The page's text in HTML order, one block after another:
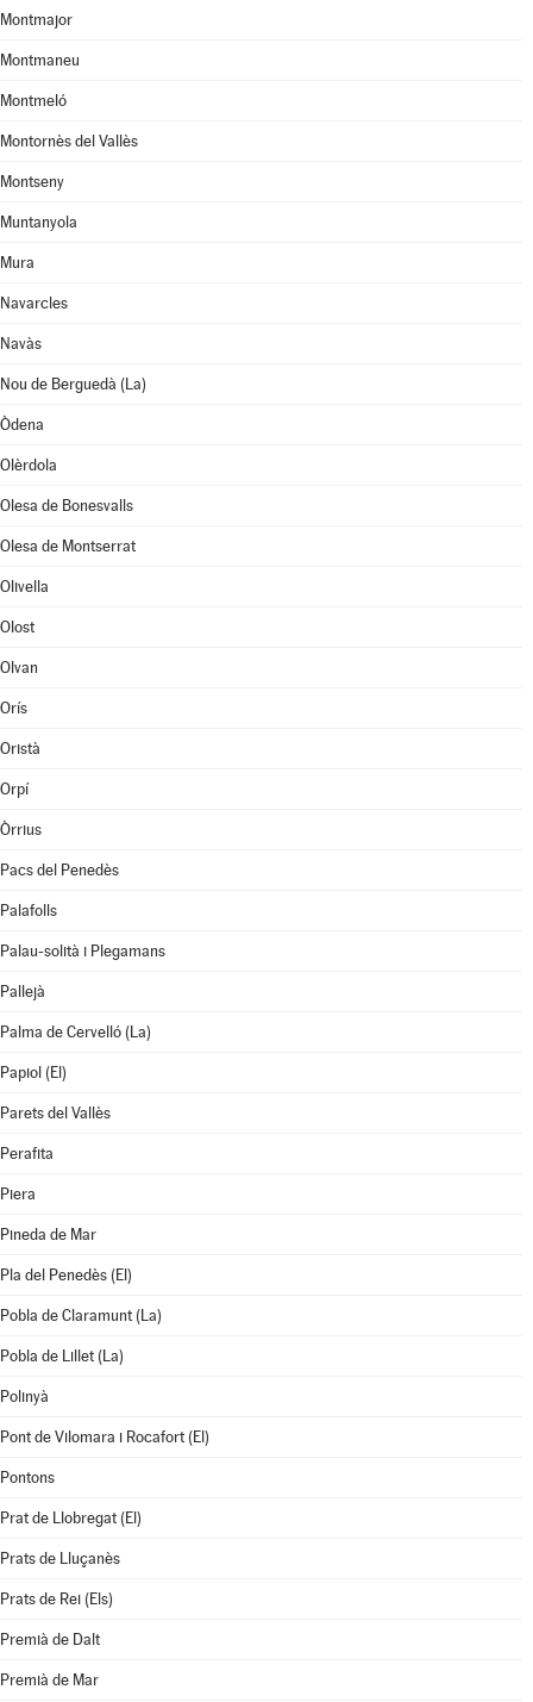
Montmajor
Montmaneu
Montmeló
Montornès del Vallès
Montseny
Muntanyola
Mura
Navarcles
Navàs
Nou de Berguedà (La)
Òdena
Olèrdola
Olesa de Bonesvalls
Olesa de Montserrat
Olivella
Olost
Olvan
Orís
Oristà
Orpí
Òrrius
Pacs del Penedès
Palafolls
Palau-solità i Plegamans
Pallejà
Palma de Cervelló (La)
Papiol (El)
Parets del Vallès
Perafita
Piera
Pineda de Mar
Pla del Penedès (El)
Pobla de Claramunt (La)
Pobla de Lillet (La)
Polinyà
Pont de Vilomara i Rocafort (El)
Pontons
Prat de Llobregat (El)
Prats de Lluçanès
Prats de Rei (Els)
Premià de Dalt
Premià de Mar